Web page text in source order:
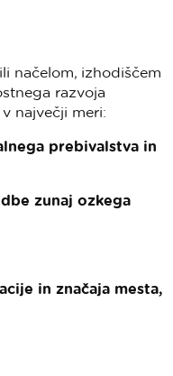
načelom, izhodiščem
razvoja
največji meri:
prebivalstva in
zunaj ozkega
in značaja mesta,